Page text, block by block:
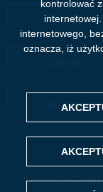
kontrolować
internetowego,
oznacza, iż
Aktualności
Kultura
Deklaracja